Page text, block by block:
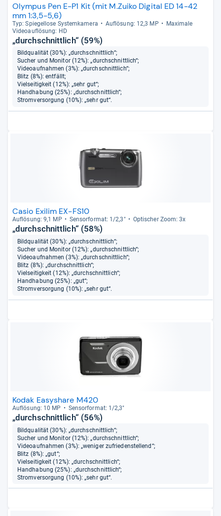
Olympus Pen E-P1 Kit (mit M.Zuiko Digital ED 14-42
mm 1:3,5-5,6)
Typ: Spie­gel­lose Sys­tem­ka­mera Auf­lö­sung: 12,3 MP
Maxi­male
Videoauf­lö­sung: HD
„durchschnittlich“ (59%)
Bildqualität (30%): „durchschnittlich“;
Sucher und Monitor (12%): „durchschnittlich“;
Videoaufnahmen (3%): „durchschnittlich“;
Blitz (8%): entfällt;
Vielseitigkeit (12%): „sehr gut“;
Handhabung (25%): „durchschnittlich“;
Stromversorgung (10%): „sehr gut“.
Casio Exilim EX-FS10
Auf­lö­sung: 9,1 MP Sen­sor­for­mat: 1/2,3" Opti­scher Zoom: 3x
„durchschnittlich“ (58%)
Bildqualität (30%): „durchschnittlich“;
Sucher und Monitor (12%): „durchschnittlich“;
Videoaufnahmen (3%): „durchschnittlich“;
Blitz (8%): „durchschnittlich“;
Vielseitigkeit (12%): „durchschnittlich“;
Handhabung (25%): „gut“;
Stromversorgung (10%): „sehr gut“.
Kodak Easyshare M420
Auf­lö­sung: 10 MP Sen­sor­for­mat: 1/2,3"
„durchschnittlich“ (56%)
Bildqualität (30%): „durchschnittlich“;
Sucher und Monitor (12%): „durchschnittlich“;
Videoaufnahmen (3%): „weniger zufriedenstellend“;
Blitz (8%): „gut“;
Vielseitigkeit (12%): „durchschnittlich“;
Handhabung (25%): „durchschnittlich“;
Stromversorgung (10%): „sehr gut“.